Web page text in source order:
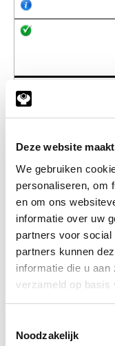
Deze website
We gebruiken
personaliseren, om
en om ons
informatie over uw
partners voor
partners kunnen
informatie die u
verzameld op basis
Noodzakelijk
SKF4761
Info
SKF4762
Info